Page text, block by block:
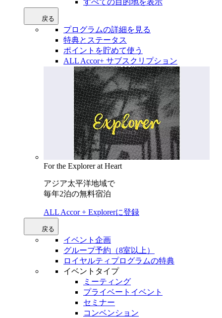
戻る
プログラムの詳細を見る
特典とステータス
ポイントを貯めて使う
ALL Accor+ サブスクリプション
For the Explorer at Heart
アジア太平洋地域で
毎年2泊の無料宿泊
ALL Accor + Explorerに登録
戻る
イベント企画
グループ予約（8室以上）
ロイヤルティプログラムの特典
イベントタイプ
ミーティング
プライベートイベント
セミナー
コンベンション